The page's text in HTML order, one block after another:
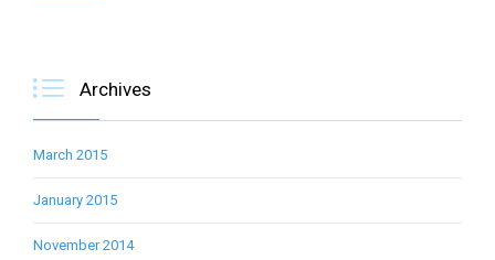
 Archives
March 2015
January 2015
November 2014